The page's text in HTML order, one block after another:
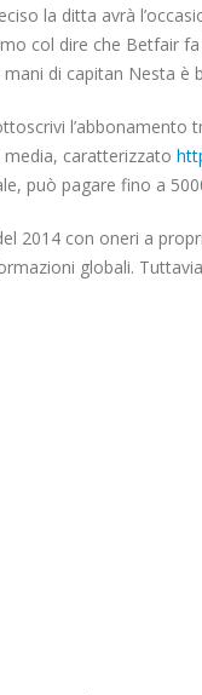
la ditta avrà
col dire che Betfair
di capitan Nesta è
media, caratterizzato
può pagare fino a
2014 con oneri a
globali.